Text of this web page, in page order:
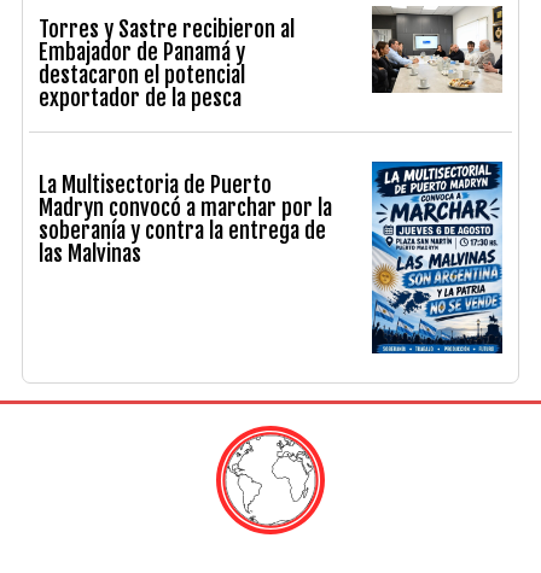
Torres y Sastre recibieron al
Embajador de Panamá y
destacaron el potencial
exportador de la pesca
La Multisectoria de Puerto
Madryn convocó a marchar por la
soberanía y contra la entrega de
las Malvinas